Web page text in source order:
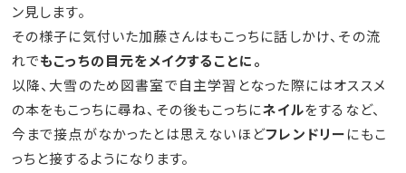
ン見します。
その様子に気付いた加藤さんはもこっちに話しかけ、その流
れでもこっちの目元をメイクすることに。
以降、大雪のため図書室で自主学習となった際にはオススメ
の本をもこっちに尋ね、その後もこっちにネイルをするなど、
今まで接点がなかったとは思えないほどフレンドリーにもこ
っちと接するようになります。